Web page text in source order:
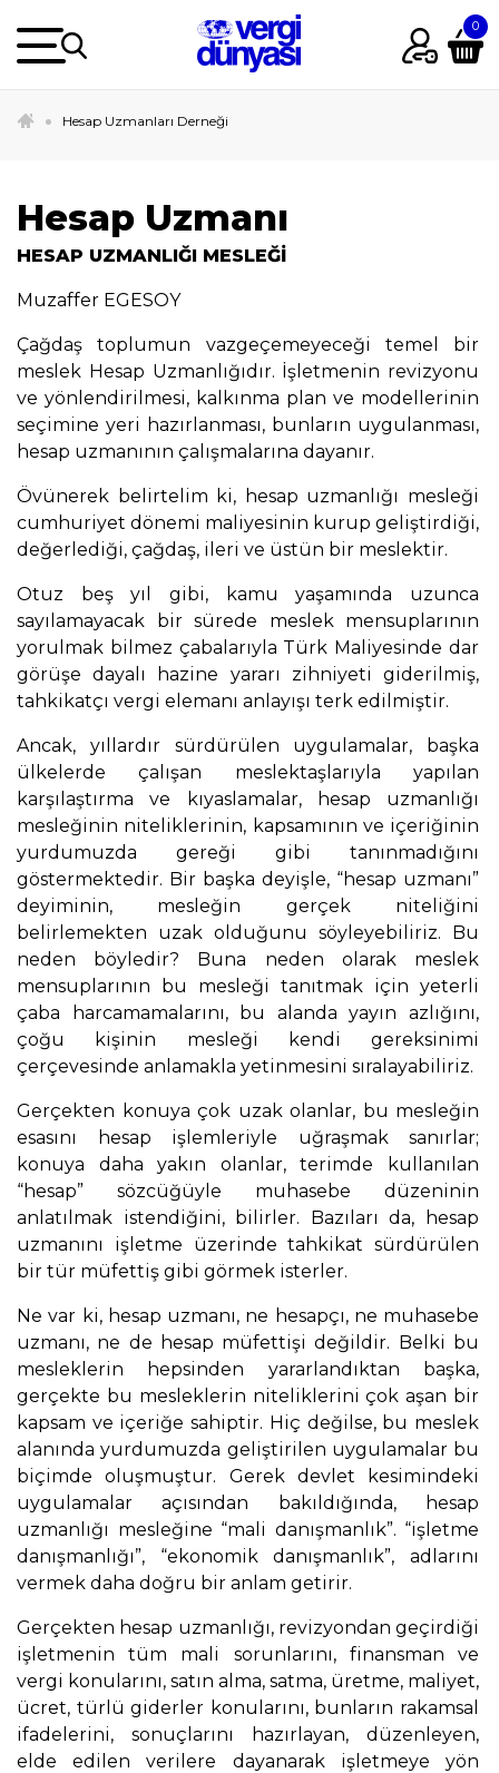
Hesap Uzmanları Derneği
Hesap Uzmanı
HESAP UZMANLIĞI MESLEĞİ
Muzaffer EGESOY
Çağdaş toplumun vazgeçemeyeceği temel bir
meslek Hesap Uzmanlığıdır. İşletmenin revizyonu
ve yönlendirilmesi, kalkınma plan ve modellerinin
seçimine yeri hazırlanması, bunların uygulanması,
hesap uzmanının çalışmalarına dayanır.
Övünerek belirtelim ki, hesap uzmanlığı mesleği
cumhuriyet dönemi maliyesinin kurup geliştirdiği,
değerlediği, çağdaş, ileri ve üstün bir meslektir.
Otuz beş yıl gibi, kamu yaşamında uzunca
sayılamayacak bir sürede meslek mensuplarının
yorulmak bilmez çabalarıyla Türk Maliyesinde dar
görüşe dayalı hazine yararı zihniyeti giderilmiş,
tahkikatçı vergi elemanı anlayışı terk edilmiştir.
Ancak, yıllardır sürdürülen uygulamalar, başka
ülkelerde çalışan meslektaşlarıyla yapılan
karşılaştırma ve kıyaslamalar, hesap uzmanlığı
mesleğinin niteliklerinin, kapsamının ve içeriğinin
yurdumuzda gereği gibi tanınmadığını
göstermektedir. Bir başka deyişle, “hesap uzmanı”
deyiminin, mesleğin gerçek niteliğini
belirlemekten uzak olduğunu söyleyebiliriz. Bu
neden böyledir? Buna neden olarak meslek
mensuplarının bu mesleği tanıtmak için yeterli
çaba harcamamalarını, bu alanda yayın azlığını,
çoğu kişinin mesleği kendi gereksinimi
çerçevesinde anlamakla yetinmesini sıralayabiliriz.
Gerçekten konuya çok uzak olanlar, bu mesleğin
esasını hesap işlemleriyle uğraşmak sanırlar;
konuya daha yakın olanlar, terimde kullanılan
“hesap” sözcüğüyle muhasebe düzeninin
anlatılmak istendiğini, bilirler. Bazıları da, hesap
uzmanını işletme üzerinde tahkikat sürdürülen
bir tür müfettiş gibi görmek isterler.
Ne var ki, hesap uzmanı, ne hesapçı, ne muhasebe
uzmanı, ne de hesap müfettişi değildir. Belki bu
mesleklerin hepsinden yararlandıktan başka,
gerçekte bu mesleklerin niteliklerini çok aşan bir
kapsam ve içeriğe sahiptir. Hiç değilse, bu meslek
alanında yurdumuzda geliştirilen uygulamalar bu
biçimde oluşmuştur. Gerek devlet kesimindeki
uygulamalar açısından bakıldığında, hesap
uzmanlığı mesleğine “mali danışmanlık”. “işletme
danışmanlığı”, “ekonomik danışmanlık”, adlarını
vermek daha doğru bir anlam getirir.
Gerçekten hesap uzmanlığı, revizyondan geçirdiği
işletmenin tüm mali sorunlarını, finansman ve
vergi konularını, satın alma, satma, üretme, maliyet,
ücret, türlü giderler konularını, bunların rakamsal
ifadelerini, sonuçlarını hazırlayan, düzenleyen,
elde edilen verilere dayanarak işletmeye yön